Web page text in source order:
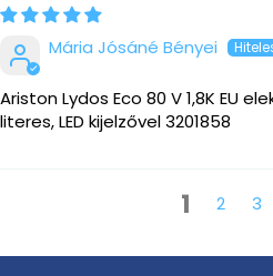
Mária Jósáné Bényei
Ariston Lydos Eco 80 V 1,8K EU
literes, LED kijelzővel 3201858
1 2 3